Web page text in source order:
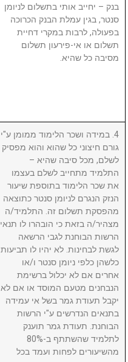
בנק – יחייב אותי בתשלום לניומן
סנטר, בגין עמלת הבנק הכרוכה
בפעולה, לרבות במקרי דחיית
תשלום או אי-פירעון תשלום
מסיבה כל שהיא.
4. במידה ושכר הלימוד ממומן ע"י
גורם חיצוני כל שהוא והוא מפסיק
לשלם, מכל סיבה שהיא –
התלמיד מתחייב לשלם בעצמו
את שכר הלימוד בתוספת שיעור
הנזק הנגרם לניומן סנטר כתוצאה
מהפסקת תשלום זה. התלמיד/ה
מצהיר/ה בזאת כי הובהרו לו תנאי
הרשות הבוחנת לגבי הרשאה
לגשת לבחינות. לא יהיו לו תביעות
כלשהן כלפי ניומן סנטר ו/או
אחרים אם לא יכלול ברשימת
הנבחנים מטעם המוסד או אם לא
יקבל תעודת גמר בשל אי עמידה
בתנאים הנדרשים ע"י הרשות
הבוחנת. תעודת גמר תוענק
לתלמיד שהשתתף ב-80%
מהשיעורים לפחות ועמד בכל